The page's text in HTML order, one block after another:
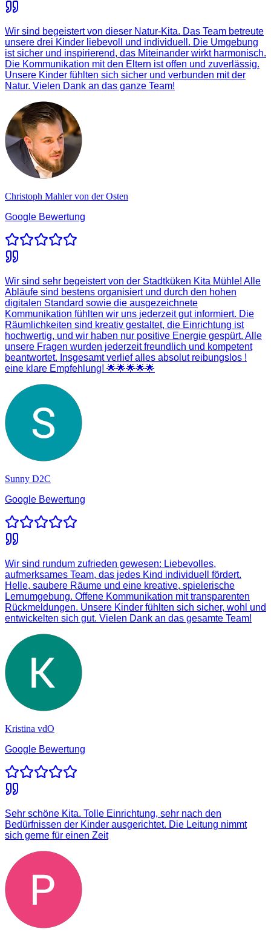
Wir sind begeistert von dieser Natur-Kita. Das Team betreute
unsere drei Kinder liebevoll und individuell. Die Umgebung
ist sicher und inspirierend, das Miteinander wirkt harmonisch.
Die Kommunikation mit den Eltern ist offen und zuverlässig.
Unsere Kinder fühlten sich sicher und verbunden mit der
Natur. Vielen Dank an das ganze Team!
Christoph Mahler von der Osten
Google Bewertung
Wir sind sehr begeistert von der Stadtküken Kita Mühle! Alle
Abläufe sind bestens organisiert und durch den hohen
digitalen Standard sowie die ausgezeichnete
Kommunikation fühlten wir uns jederzeit gut informiert. Die
Räumlichkeiten sind kreativ gestaltet, die Einrichtung ist
hochwertig, und wir haben nur positive Energie gespürt. Alle
unsere Fragen wurden jederzeit freundlich und kompetent
beantwortet. Insgesamt verlief alles absolut reibungslos !
eine klare Empfehlung! 🌟🌟🌟🌟🌟
Sunny D2C
Google Bewertung
Wir sind rundum zufrieden gewesen: Liebevolles,
aufmerksames Team, das jedes Kind individuell fördert.
Helle, saubere Räume und eine kreative, spielerische
Lernumgebung. Offene Kommunikation mit transparenten
Rückmeldungen. Unsere Kinder fühlten sich sicher, wohl und
entwickelten sich gut. Vielen Dank an das gesamte Team!
Kristina vdO
Google Bewertung
Sehr schöne Kita. Tolle Einrichtung, sehr nach den
Bedürfnissen der Kinder ausgerichtet. Die Leitung nimmt
sich gerne für einen Zeit